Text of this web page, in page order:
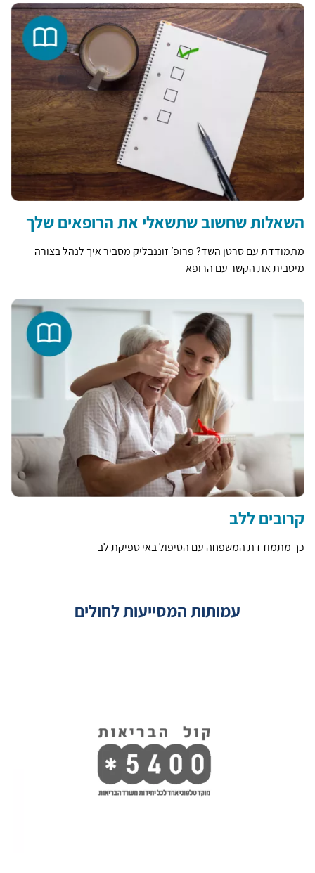
השאלות שחשוב שתשאלי את הרופאים שלך
מתמודדת עם סרטן השד? פרופ׳ זוננבליק מסביר איך לנהל בצורה
מיטבית את הקשר עם הרופא
קרובים ללב
כך מתמודדת המשפחה עם הטיפול באי ספיקת לב
עמותות המסייעות לחולים